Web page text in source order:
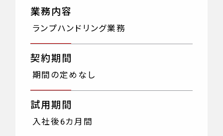
業務内容
ランプハンドリング業務
契約期間
期間の定めなし
試用期間
入社後6カ月間